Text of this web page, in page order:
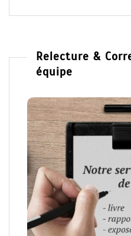
Relecture &
équipe